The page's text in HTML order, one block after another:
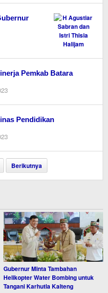
Pemkab Batara
Pendidikan
Berikutnya
Gubernur Minta Tambahan
Helikopter Water Bombing untuk
Tangani Karhutla Kalteng